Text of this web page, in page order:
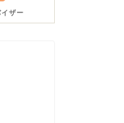
イザー